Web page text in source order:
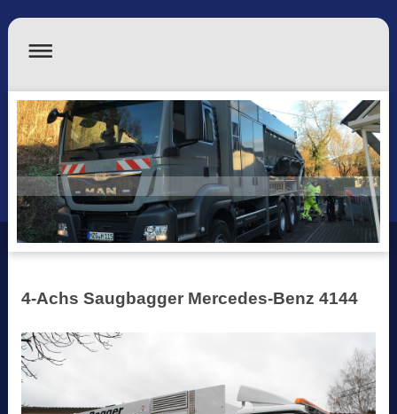
4-Achs Saugbagger Mercedes-Benz 4144